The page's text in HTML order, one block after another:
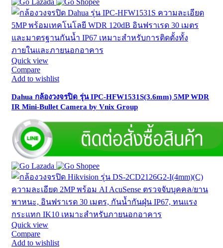
Quick view
Compare
Add to wishlist
Dahua กล้องวงจรปิด รุ่น IPC-HFW1531S(3.6mm) 5MP WDR
IR Mini-Bullet Camera by Vnix Group
Quick view
Compare
Add to wishlist